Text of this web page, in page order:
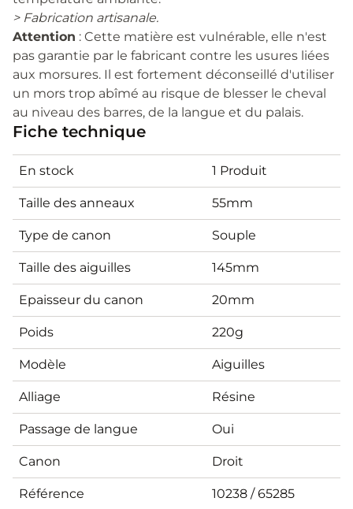
> Fabrication artisanale.
Attention : Cette matière est vulnérable, elle n'est
pas garantie par le fabricant contre les usures liées
aux morsures. Il est fortement déconseillé d'utiliser
un mors trop abîmé au risque de blesser le cheval
au niveau des barres, de la langue et du palais.
Fiche technique
En stock 1 Produit
Taille des anneaux 55mm
Type de canon Souple
Taille des aiguilles 145mm
Epaisseur du canon 20mm
Poids 220g
Modèle Aiguilles
Alliage Résine
Passage de langue Oui
Canon Droit
Référence 10238 / 65285